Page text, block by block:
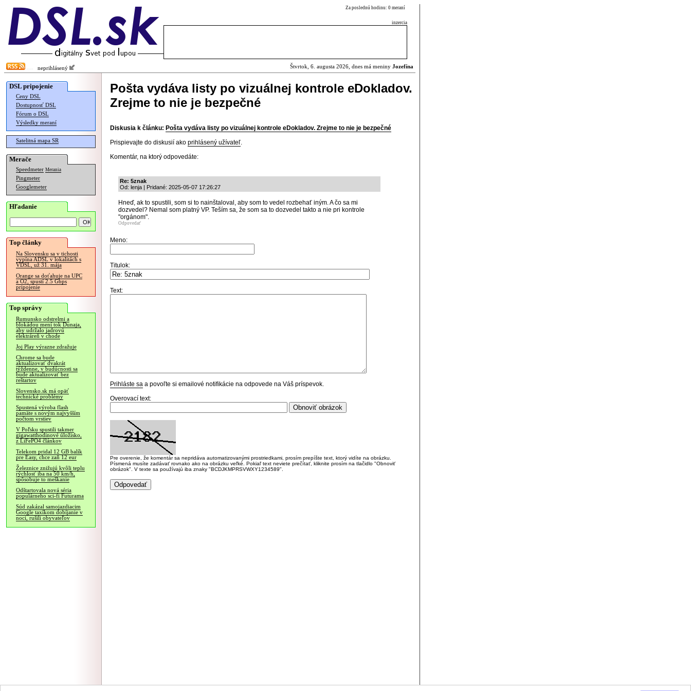
Za poslednú hodinu: 0 meraní
inzercia
neprihlásený Štvrtok, 6. augusta 2026, dnes má meniny Jozefína
DSL pripojenie
Ceny DSL
Dostupnosť DSL
Fórum o DSL
Výsledky meraní
Satelitná mapa SR
Merače
Speedmeter Merania
Pingmeter
Googlemeter
Hľadanie
Top články
Na Slovensku sa v tichosti
vypína ADSL v lokalitách s
VDSL, už 31. mája
Orange sa doťahuje na UPC
a O2, spustí 2.5 Gbps
pripojenie
Top správy
Rumunsko odstrelmi a
blokádou mení tok Dunaja,
aby udržalo jadrovú
elektráreň v chode
Joj Play výrazne zdražuje
Chrome sa bude
aktualizovať dvakrát
týždenne, v budúcnosti sa
bude aktualizovať bez
reštartov
Slovensko.sk má opäť
technické problémy
Spustená výroba flash
pamäte s novým najvyšším
počtom vrstiev
V Poľsku spustili takmer
gigawatthodinové úložisko,
z LiFePO4 článkov
Telekom pridal 12 GB balík
pre Easy, chce zaň 12 eur
Železnice znižujú kvôli teplu
rýchlosť iba na 50 km/h,
spôsobuje to meškanie
Odštartovala nová séria
populárneho sci-fi Futurama
Súd zakázal samojazdiacim
Google taxíkom dobíjanie v
noci, rušili obyvateľov
Pošta vydáva listy po vizuálnej kontrole eDokladov.
Zrejme to nie je bezpečné
Diskusia k článku: Pošta vydáva listy po vizuálnej kontrole eDokladov. Zrejme to nie je bezpečné
Prispievajte do diskusií ako prihlásený užívateľ.
Komentár, na ktorý odpovedáte:
Re: 5znak
Od: lenja | Pridané: 2025-05-07 17:26:27
Hneď, ak to spustili, som si to nainštaloval, aby som to vedel rozbehať iným. A čo sa mi
dozvedel? Nemal som platný VP. Teším sa, že som sa to dozvedel takto a nie pri kontrole
"orgánom".
Odpovedať
Meno:
Titulok:
Text:
Prihláste sa a povoľte si emailové notifikácie na odpovede na Váš príspevok.
Overovací text:
Pre overenie, že komentár sa nepridáva automatizovanými prostriedkami, prosím prepíšte text, ktorý vidíte na obrázku.
Písmená musíte zadávať rovnako ako na obrázku veľké. Pokiaľ text neviete prečítať, kliknite prosím na tlačidlo "Obnoviť
obrázok". V texte sa používajú iba znaky "BCDJKMPRSVWXY1234589".